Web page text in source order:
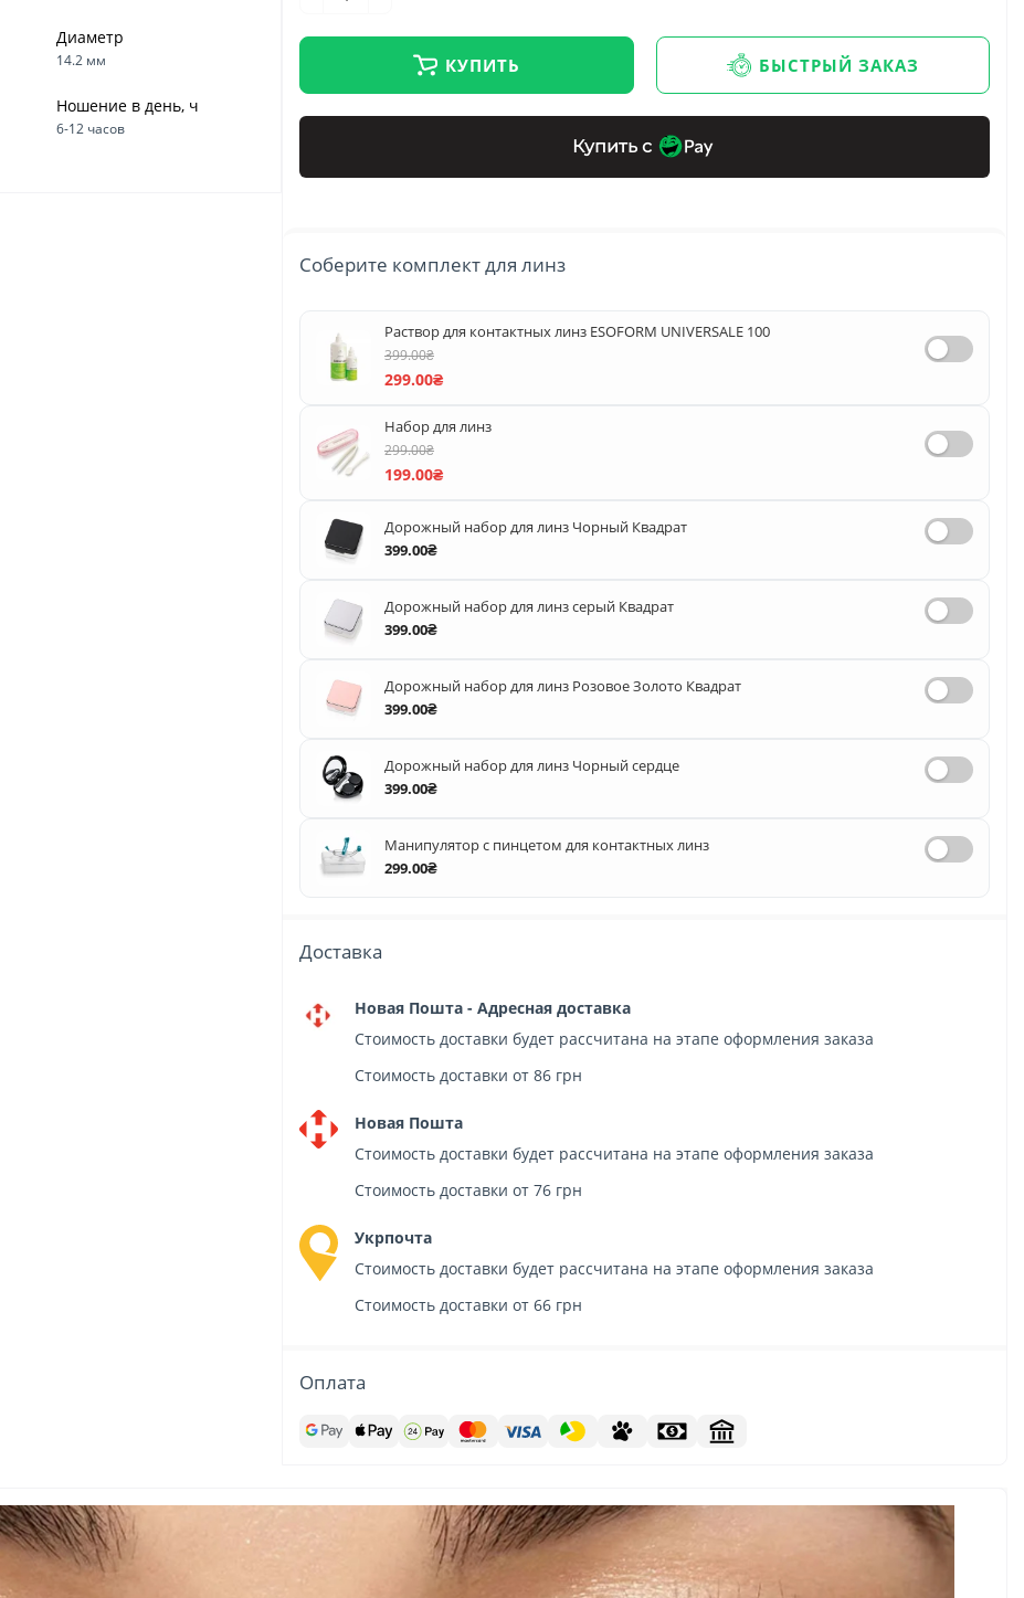
Диаметр
14.2 мм
Ношение в день, ч
6-12 часов
КУПИТЬ БЫСТРЫЙ ЗАКАЗ
Купить с
Соберите комплект для линз
Раствор для контактных линз ESOFORM UNIVERSALE 100
399.00₴
299.00₴
Набор для линз
299.00₴
199.00₴
Дорожный набор для линз Чорный Квадрат
399.00₴
Дорожный набор для линз серый Квадрат
399.00₴
Дорожный набор для линз Розовое Золото Квадрат
399.00₴
Дорожный набор для линз Чорный сердце
399.00₴
Манипулятор с пинцетом для контактных линз
299.00₴
Доставка
Новая Пошта - Адресная доставка
Стоимость доставки будет рассчитана на этапе оформления заказа
Стоимость доставки от 86 грн
Новая Пошта
Стоимость доставки будет рассчитана на этапе оформления заказа
Стоимость доставки от 76 грн
Укрпочта
Стоимость доставки будет рассчитана на этапе оформления заказа
Стоимость доставки от 66 грн
Оплата